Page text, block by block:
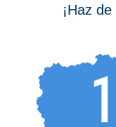
¡Haz